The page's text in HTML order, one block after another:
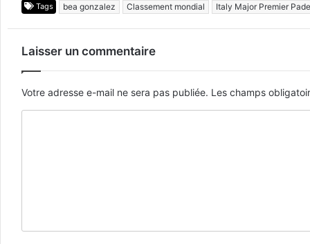
Tags bea gonzalez Classement mondial Italy Major Premier
Laisser un commentaire
Votre adresse e-mail ne sera pas publiée. Les champs